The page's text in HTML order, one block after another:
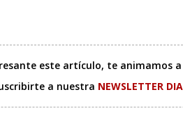
este artículo, te animamos a
a nuestra NEWSLETTER